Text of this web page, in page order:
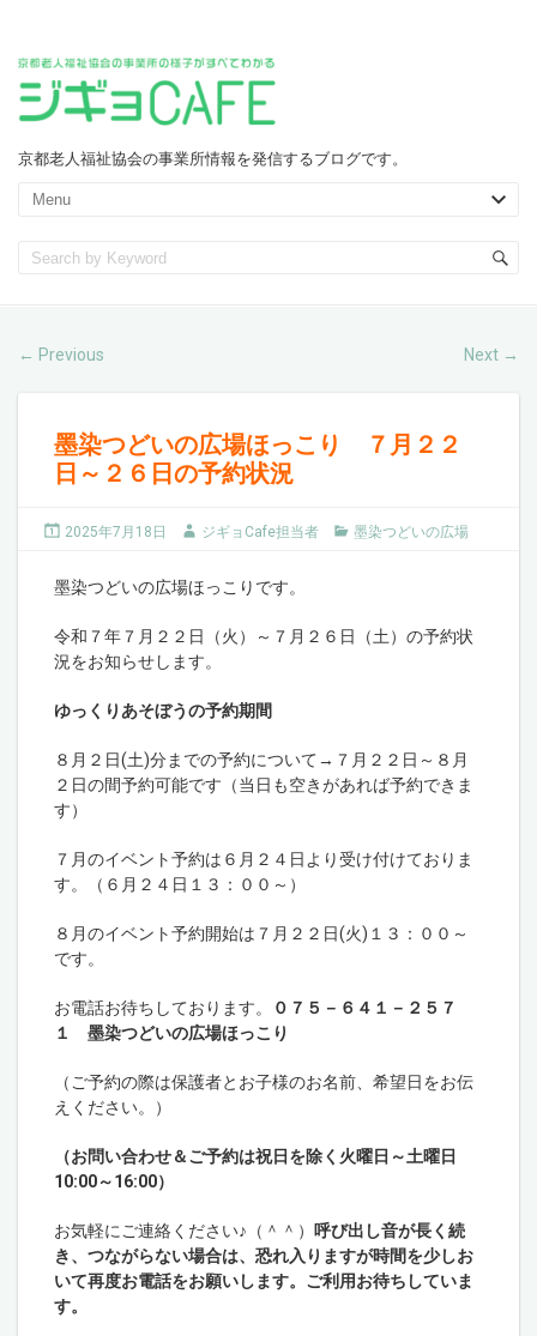
京都老人福祉協会の事業所情報を発信するブログです。
← Previous Next →
墨染つどいの広場ほっこり ７月２２
日～２６日の予約状況
2025年7月18日 ジギョCafe担当者 墨染つどいの広場
墨染つどいの広場ほっこりです。
令和７年７月２２日（火）～７月２６日（土）の予約状
況をお知らせします。
ゆっくりあそぼうの予約期間
８月２日(土)分までの予約について→７月２２日～８月
２日の間予約可能です（当日も空きがあれば予約できま
す）
７月のイベント予約は６月２４日より受け付けておりま
す。（６月２４日１３：００～）
８月のイベント予約開始は７月２２日(火)１３：００～
です。
お電話お待ちしております。
０７５－６４１－２５７
１ 墨染つどいの広場ほっこり
（ご予約の際は保護者とお子様のお名前、希望日をお伝
えください。）
（お問い合わせ＆ご予約は祝日を除く火曜日～土曜日
10:00～16:00）
お気軽にご連絡ください♪（＾＾）
呼び出し音が長く続
き、つながらない場合は、恐れ入りますが時間を少しお
いて再度お電話をお願いします。ご利用お待ちしていま
す。